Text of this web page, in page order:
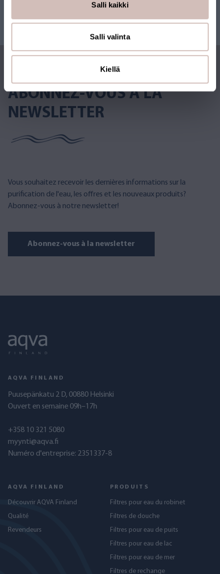
Salli kaikki
Salli valinta
Kiellä
ABONNEZ-VOUS À LA
NEWSLETTER
Vous souhaitez recevoir les dernières informations sur la
purification de l'eau, les offres et les nouveaux produits?
Abonnez-vous à notre newsletter!
Abonnez-vous à la newsletter
AQVA FINLAND
Puusepänkatu 2 D, 00880 Helsinki
Ouvert en semaine 09h–17h
+358 10 321 5080
myynti@aqva.fi
Numéro d'entreprise: 2351337-8
AQVA FINLAND
Découvrir AQVA Finland
Qualité
Revendeurs
PRODUITS
Filtres pour eau du robinet
Filtres de douche
Filtres pour eau de puits
Filtres pour eau de lac
Filtres pour eau de mer
Filtres de rechange